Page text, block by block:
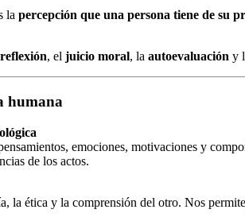
la percepción que una persona tiene de su
reflexión, el juicio moral, la autoevaluación y
humana
emociones, motivaciones y
de los actos.
la ética y la comprensión del otro. Nos permite